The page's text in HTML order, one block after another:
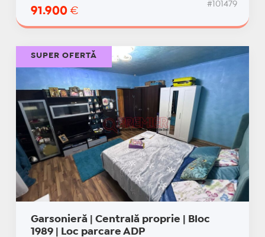
91.900 €
#101479
Garsonieră | Centrală proprie | Bloc
1989 | Loc parcare ADP
SUPER OFERTĂ